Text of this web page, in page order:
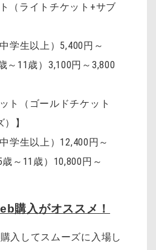
（ライトチケット+サブ
学生以上）5,400円～
～11歳）3,100円～3,800
ト（ゴールドチケット
】
学生以上）12,400円～
～11歳）10,800円～
購入がオススメ！
入してスムーズに入場し